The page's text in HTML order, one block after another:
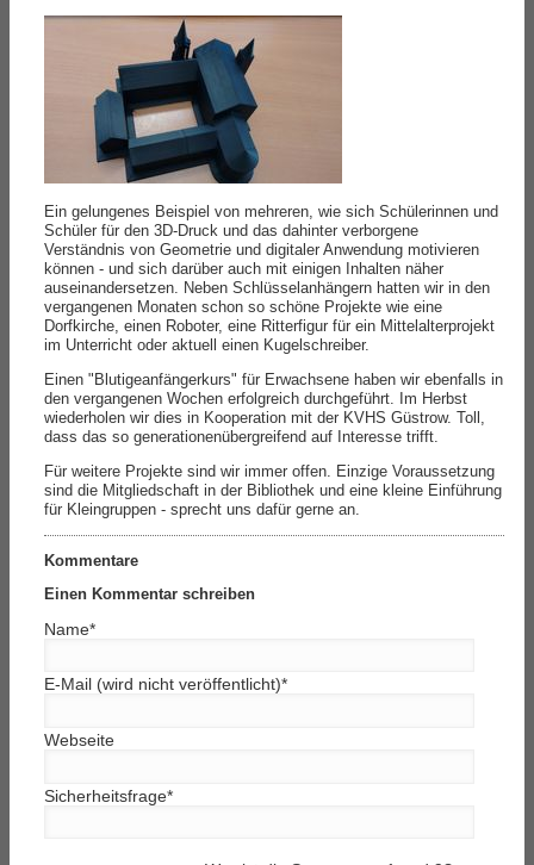
Ein gelungenes Beispiel von mehreren, wie sich Schülerinnen und
Schüler für den 3D-Druck und das dahinter verborgene
Verständnis von Geometrie und digitaler Anwendung motivieren
können - und sich darüber auch mit einigen Inhalten näher
auseinandersetzen. Neben Schlüsselanhängern hatten wir in den
vergangenen Monaten schon so schöne Projekte wie eine
Dorfkirche, einen Roboter, eine Ritterfigur für ein Mittelalterprojekt
im Unterricht oder aktuell einen Kugelschreiber.
Einen "Blutigeanfängerkurs" für Erwachsene haben wir ebenfalls in
den vergangenen Wochen erfolgreich durchgeführt. Im Herbst
wiederholen wir dies in Kooperation mit der KVHS Güstrow. Toll,
dass das so generationenübergreifend auf Interesse trifft.
Für weitere Projekte sind wir immer offen. Einzige Voraussetzung
sind die Mitgliedschaft in der Bibliothek und eine kleine Einführung
für Kleingruppen - sprecht uns dafür gerne an.
Kommentare
Einen Kommentar schreiben
Name*
E-Mail (wird nicht veröffentlicht)*
Webseite
Sicherheitsfrage*